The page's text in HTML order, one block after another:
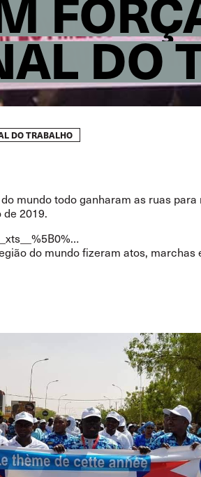
DO
DO TRABALHO
mundo todo ganharam as ruas
2019.
do mundo fizeram atos, marchas